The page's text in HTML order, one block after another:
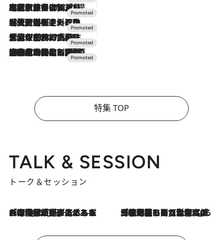
2026.7.31
【ホテル帰省】という選択肢をOMOが提案。家族とほどよい距離を保つには「昼は実家、夜は気兼ねなくホテルで！」
2026.7.24
【夏限定ディナーコース】旬を迎える稚鮎や花ズッキーニなどをイタリア・トスカーナの郷土料理の手法で満喫！
2026.7.17
「土佐和ハーブかき氷」がOMO7高知に登場！生姜、山椒、大葉など目にも舌にも涼を呼ぶ郷土の味
2026.7.10
NEW OPEN！【界 草津】名湯の地に誕生。趣の異なる2種の温泉と上州ならではの会席・蕎麦割烹など美食を味わう究極の癒やし旅
特集 TOP
TALK & SESSION
トーク＆セッション
2026.8.3
「今後値上げがあるとすれば…」「リスクがあるのは今年の冬」エネルギー専門家が語る、ホルムズ海峡封鎖が家庭にもたらす“ある心配” 2026.8.3
「住宅建てられない…」「サーチャージ料の高値が続いている」ホルムズ海峡封鎖による影響はいつまで続く？《エネルギー専門家に聞く“どうなる日本の暮らし”》